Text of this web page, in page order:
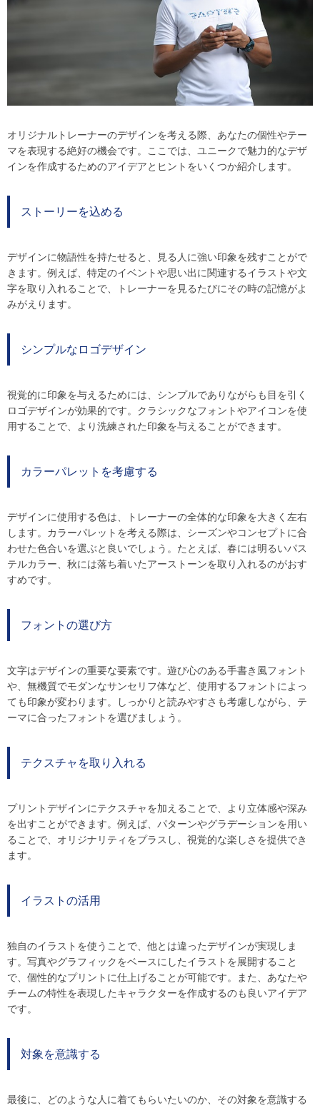
オリジナルトレーナーのデザインを考える際、あなたの個性やテー
マを表現する絶好の機会です。ここでは、ユニークで魅力的なデザ
インを作成するためのアイデアとヒントをいくつか紹介します。
ストーリーを込める
デザインに物語性を持たせると、見る人に強い印象を残すことがで
きます。例えば、特定のイベントや思い出に関連するイラストや文
字を取り入れることで、トレーナーを見るたびにその時の記憶がよ
みがえります。
シンプルなロゴデザイン
視覚的に印象を与えるためには、シンプルでありながらも目を引く
ロゴデザインが効果的です。クラシックなフォントやアイコンを使
用することで、より洗練された印象を与えることができます。
カラーパレットを考慮する
デザインに使用する色は、トレーナーの全体的な印象を大きく左右
します。カラーパレットを考える際は、シーズンやコンセプトに合
わせた色合いを選ぶと良いでしょう。たとえば、春には明るいパス
テルカラー、秋には落ち着いたアーストーンを取り入れるのがおす
すめです。
フォントの選び方
文字はデザインの重要な要素です。遊び心のある手書き風フォント
や、無機質でモダンなサンセリフ体など、使用するフォントによっ
ても印象が変わります。しっかりと読みやすさも考慮しながら、テ
ーマに合ったフォントを選びましょう。
テクスチャを取り入れる
プリントデザインにテクスチャを加えることで、より立体感や深み
を出すことができます。例えば、パターンやグラデーションを用い
ることで、オリジナリティをプラスし、視覚的な楽しさを提供でき
ます。
イラストの活用
独自のイラストを使うことで、他とは違ったデザインが実現しま
す。写真やグラフィックをベースにしたイラストを展開すること
で、個性的なプリントに仕上げることが可能です。また、あなたや
チームの特性を表現したキャラクターを作成するのも良いアイデア
です。
対象を意識する
最後に、どのような人に着てもらいたいのか、その対象を意識する